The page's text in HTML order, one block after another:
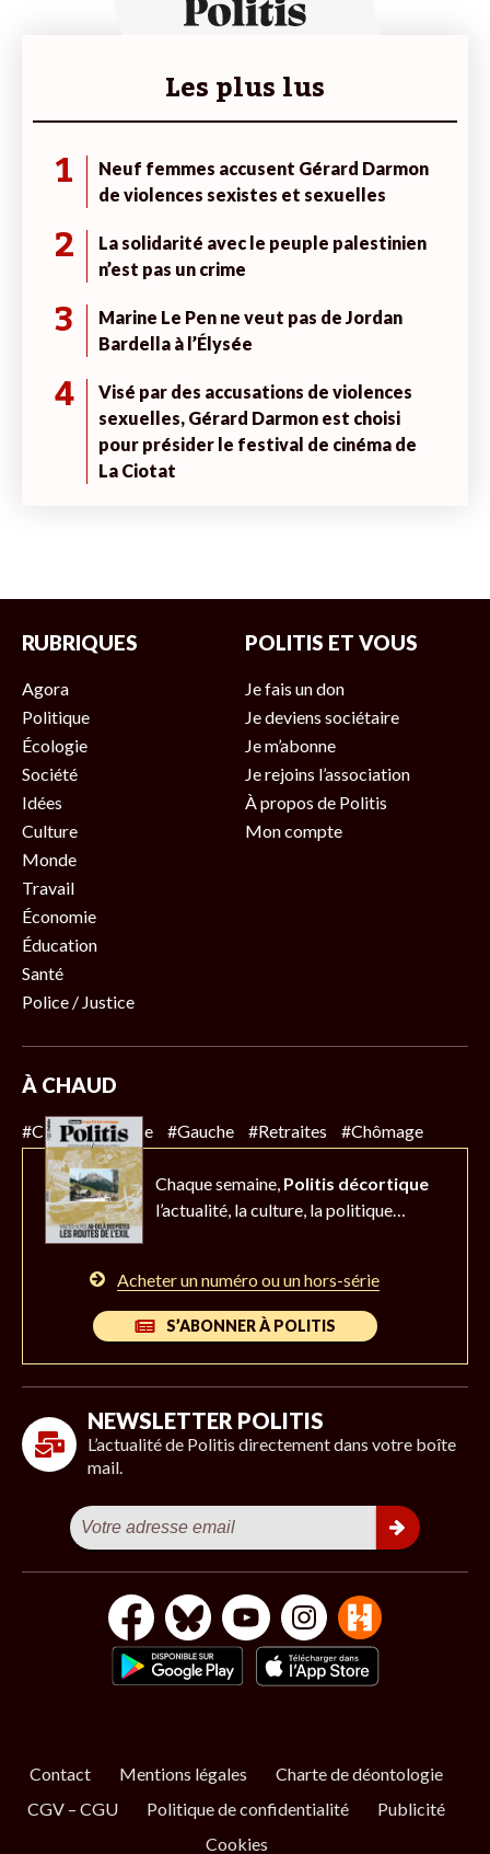
Les plus lus
1
Neuf femmes accusent Gérard Darmon
de violences sexistes et sexuelles
2
La solidarité avec le peuple palestinien
n’est pas un crime
3
Marine Le Pen ne veut pas de Jordan
Bardella à l’Élysée
4
Visé par des accusations de violences
sexuelles, Gérard Darmon est choisi
pour présider le festival de cinéma de
La Ciotat
RUBRIQUES
Agora
Politique
Écologie
Société
Idées
Culture
Monde
Travail
Économie
Éducation
Santé
Police / Justice
POLITIS ET VOUS
Je fais un don
Je deviens sociétaire
Je m’abonne
Je rejoins l’association
À propos de Politis
Mon compte
À CHAUD
#Climat #Police #Gauche #Retraites #Chômage
Chaque semaine, Politis décortique
l’actualité, la culture, la politique…
Acheter un numéro ou un hors-série
S’ABONNER À POLITIS
NEWSLETTER POLITIS
L’actualité de Politis directement dans votre boîte
mail.
Contact Mentions légales
Charte de déontologie
CGV – CGU
Politique de confidentialité
Publicité
Cookies